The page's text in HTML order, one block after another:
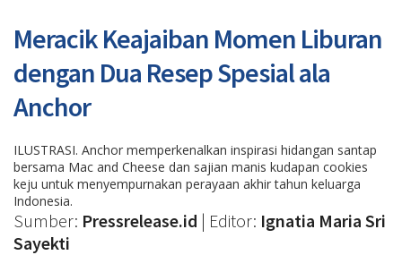
Meracik Keajaiban Momen Liburan
dengan Dua Resep Spesial ala
Anchor
ILUSTRASI. Anchor memperkenalkan inspirasi hidangan santap
bersama Mac and Cheese dan sajian manis kudapan cookies
keju untuk menyempurnakan perayaan akhir tahun keluarga
Indonesia.
Sumber: Pressrelease.id | Editor: Ignatia Maria Sri
Sayekti